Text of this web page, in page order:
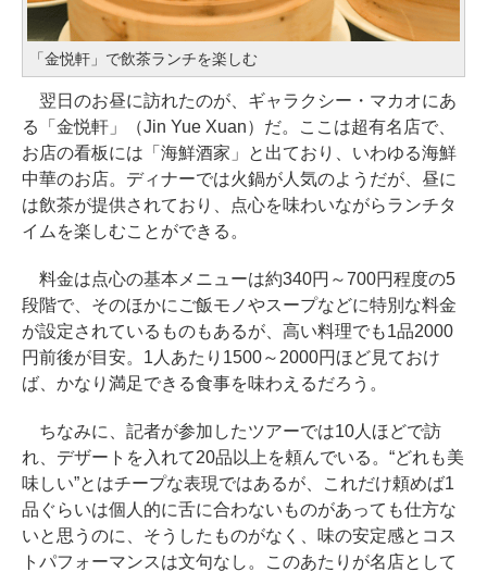
「金悦軒」で飲茶ランチを楽しむ
翌日のお昼に訪れたのが、ギャラクシー・マカオにあ
る「金悦軒」（Jin Yue Xuan）だ。ここは超有名店で、
お店の看板には「海鮮酒家」と出ており、いわゆる海鮮
中華のお店。ディナーでは火鍋が人気のようだが、昼に
は飲茶が提供されており、点心を味わいながらランチタ
イムを楽しむことができる。
料金は点心の基本メニューは約340円～700円程度の5
段階で、そのほかにご飯モノやスープなどに特別な料金
が設定されているものもあるが、高い料理でも1品2000
円前後が目安。1人あたり1500～2000円ほど見ておけ
ば、かなり満足できる食事を味わえるだろう。
ちなみに、記者が参加したツアーでは10人ほどで訪
れ、デザートを入れて20品以上を頼んでいる。“どれも美
味しい”とはチープな表現ではあるが、これだけ頼めば1
品ぐらいは個人的に舌に合わないものがあっても仕方な
いと思うのに、そうしたものがなく、味の安定感とコス
トパフォーマンスは文句なし。このあたりが名店として